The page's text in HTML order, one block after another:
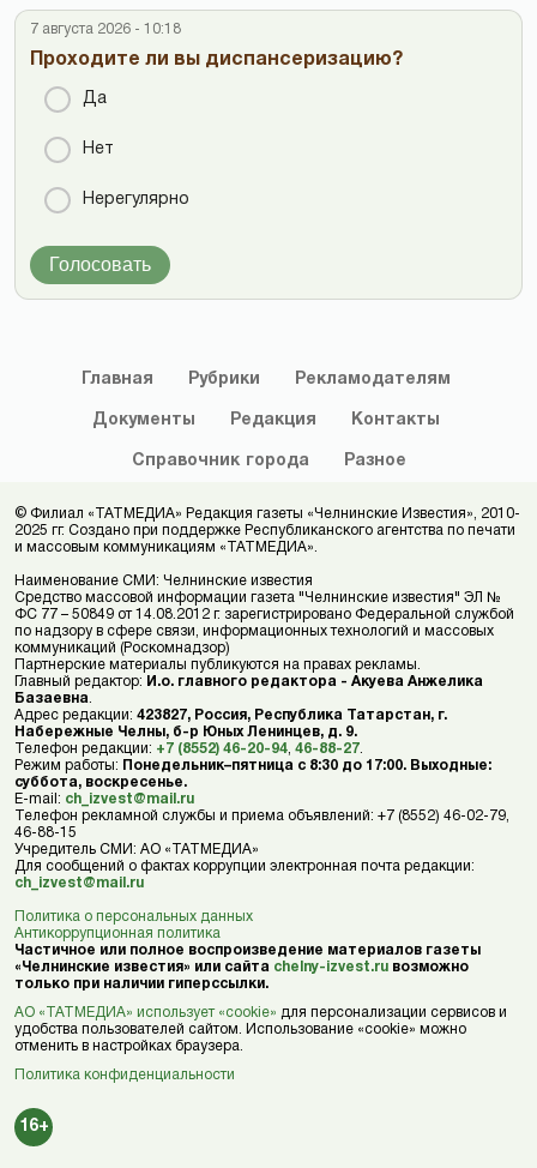
7 августа 2026 - 10:18
Проходите ли вы диспансеризацию?
Да
Нет
Нерегулярно
Голосовать
Главная Рубрики Рекламодателям
Документы Редакция Контакты
Справочник города Разное
© Филиал «ТАТМЕДИА» Редакция газеты «Челнинские Известия», 2010-
2025 гг. Создано при поддержке Республиканского агентства по печати
и массовым коммуникациям «ТАТМЕДИА».
Наименование СМИ: Челнинские известия
Средство массовой информации газета "Челнинские известия" ЭЛ №
ФС 77 – 50849 от 14.08.2012 г. зарегистрировано Федеральной службой
по надзору в сфере связи, информационных технологий и массовых
коммуникаций (Роскомнадзор)
Партнерские материалы публикуются на правах рекламы.
Главный редактор: И.о. главного редактора - Акуева Анжелика
Базаевна
Адрес редакции: 423827, Россия, Республика Татарстан, г.
Набережные Челны, б-р Юных Ленинцев, д. 9.
Телефон редакции: +7 (8552) 46-20-94 46-88-27
Режим работы: Понедельник–пятница с 8:30 до 17:00. Выходные:
суббота, воскресенье.
E-mail: ch_izvest@mail.ru
Телефон рекламной службы и приема объявлений: +7 (8552) 46-02-79,
46-88-15
Учредитель СМИ: АО «ТАТМЕДИА»
Для сообщений о фактах коррупции электронная почта редакции:
ch_izvest@mail.ru
Политика о персональных данных
Антикоррупционная политика
Частичное или полное воспроизведение материалов газеты
«Челнинские известия» или сайта chelny-izvest.ru возможно
только при наличии гиперссылки.
АО «ТАТМЕДИА» использует «cookie» для персонализации сервисов и
удобства пользователей сайтом. Использование «cookie» можно
отменить в настройках браузера.
Политика конфиденциальности
16+